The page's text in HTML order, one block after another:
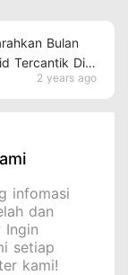
2 years ago
Bulan
Tercantik Di
infomasi
dan
Ingin
setiap
kami!